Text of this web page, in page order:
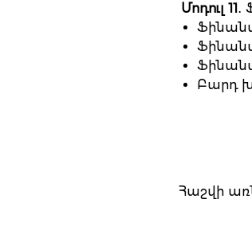
Մոդուլ 11․
Բարդ
Հաշվի